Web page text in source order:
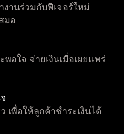
งานร่วมกับฟีเจอร์ใหม่
มอ
อใจ จ่ายเงินเมื่อเผยแพร่
เพื่อให้ลูกค้าชำระเงินได้